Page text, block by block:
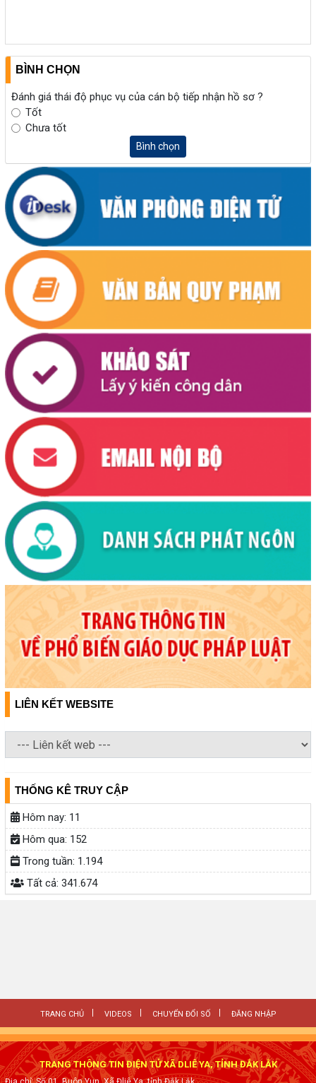
BÌNH CHỌN
Đánh giá thái độ phục vụ của cán bộ tiếp nhận hồ sơ ?
Tốt
Chưa tốt
Bình chọn
LIÊN KẾT WEBSITE
THỐNG KÊ TRUY CẬP
Hôm nay: 11
Hôm qua: 152
Trong tuần: 1.194
Tất cả: 341.674
TRANG CHỦ VIDEOS CHUYỂN ĐỔI SỐ ĐĂNG NHẬP
TRANG THÔNG TIN ĐIỆN TỬ XÃ DLIÊ YA, TỈNH ĐẮK LẮK